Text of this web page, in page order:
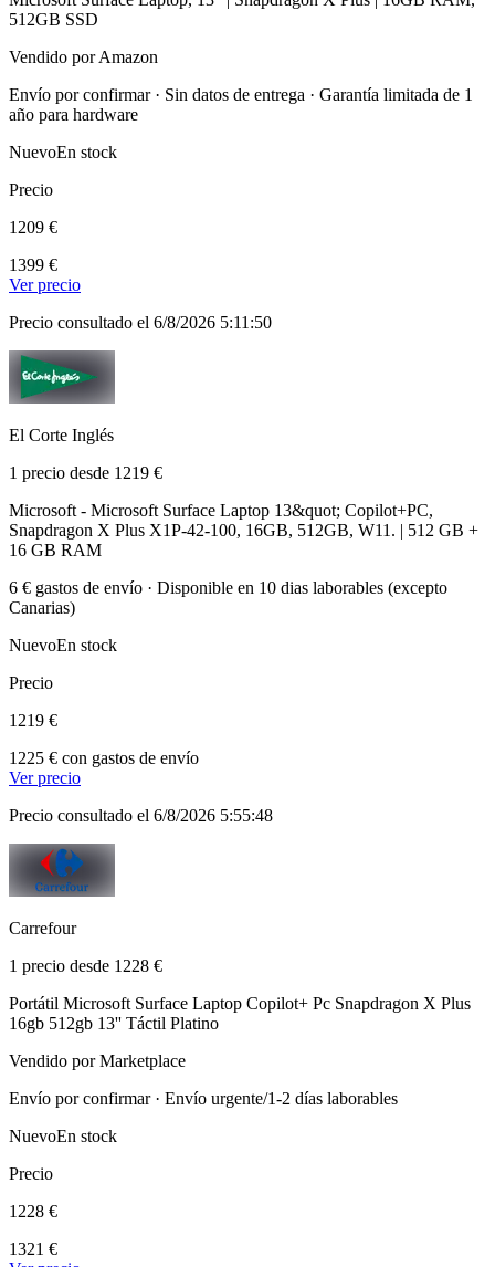
512GB SSD
Vendido por Amazon
Envío por confirmar · Sin datos de entrega · Garantía limitada de 1
año para hardware
NuevoEn stock
Precio
1209 €
1399 €
Ver precio
Precio consultado el 6/8/2026 5:11:50
El Corte Inglés
1 precio desde 1219 €
Microsoft - Microsoft Surface Laptop 13&quot; Copilot+PC,
Snapdragon X Plus X1P-42-100, 16GB, 512GB, W11. | 512 GB +
16 GB RAM
6 € gastos de envío · Disponible en 10 dias laborables (excepto
Canarias)
NuevoEn stock
Precio
1219 €
1225 € con gastos de envío
Ver precio
Precio consultado el 6/8/2026 5:55:48
Carrefour
1 precio desde 1228 €
Portátil Microsoft Surface Laptop Copilot+ Pc Snapdragon X Plus
16gb 512gb 13'' Táctil Platino
Vendido por Marketplace
Envío por confirmar · Envío urgente/1-2 días laborables
NuevoEn stock
Precio
1228 €
1321 €